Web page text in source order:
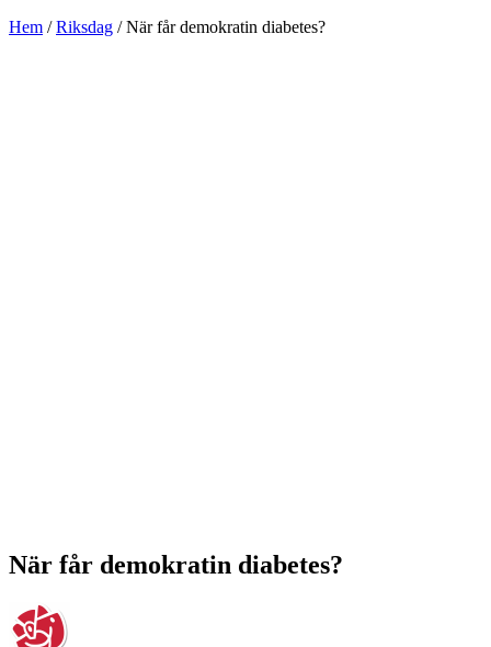
Hem /Riksdag /När får demokratin diabetes?
När får demokratin diabetes?